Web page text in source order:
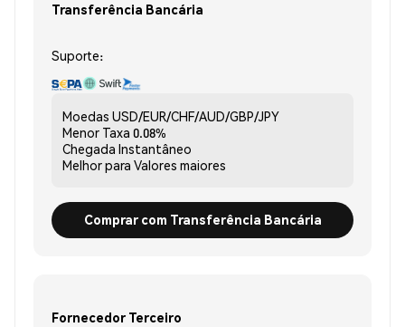
Transferência Bancária
Suporte:
Moedas USD/EUR/CHF/AUD/GBP/JPY
Menor Taxa 0.08%
Chegada Instantâneo
Melhor para Valores maiores
Comprar com Transferência Bancária
Fornecedor Terceiro